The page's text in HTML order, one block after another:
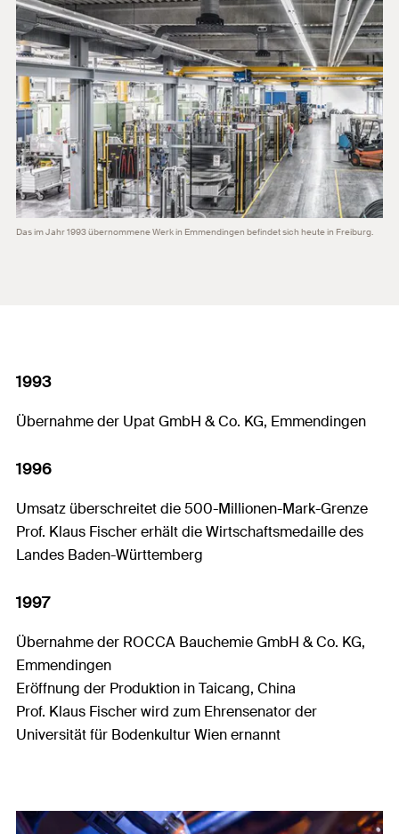
Das im Jahr 1993 übernommene Werk in Emmendingen befindet sich heute in Freiburg.
1993
Übernahme der Upat GmbH & Co. KG, Emmendingen
1996
Umsatz überschreitet die 500-Millionen-Mark-Grenze
Prof. Klaus Fischer erhält die Wirtschaftsmedaille des
Landes Baden-Württemberg
1997
Übernahme der ROCCA Bauchemie GmbH & Co. KG,
Emmendingen
Eröffnung der Produktion in Taicang, China
Prof. Klaus Fischer wird zum Ehrensenator der
Universität für Bodenkultur Wien ernannt